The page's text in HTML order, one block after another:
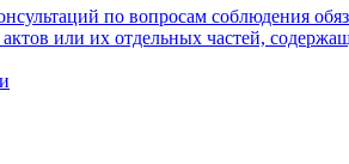
по вопросам соблюдения
или их отдельных частей,